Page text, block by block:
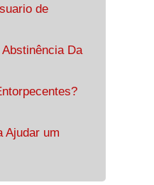
de
Da
Ajudar um